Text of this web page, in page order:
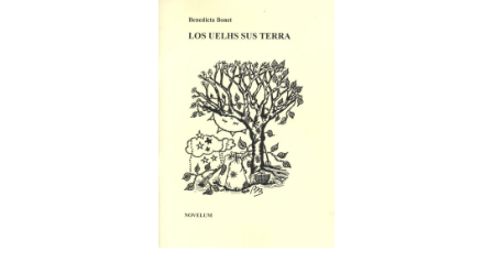
était :
11.90€.